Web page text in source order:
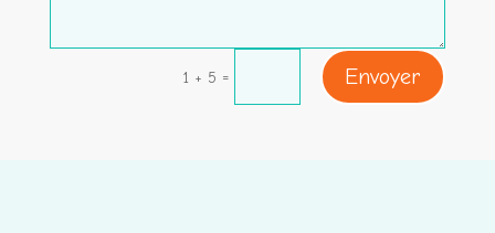
1 + 5 = Envoyer